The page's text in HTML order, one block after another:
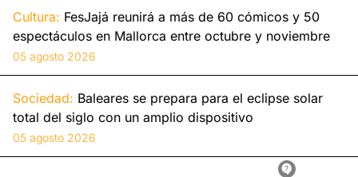
Cultura: FesJajá reunirá a más de 60 cómicos y 50
espectáculos en Mallorca entre octubre y noviembre
05 agosto 2026
Sociedad: Baleares se prepara para el eclipse solar
total del siglo con un amplio dispositivo
05 agosto 2026